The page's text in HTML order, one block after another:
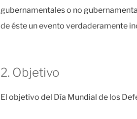
gubernamentales o no
de éste un evento verdaderamente
2. Objetivo
El objetivo del Día Mundial de los